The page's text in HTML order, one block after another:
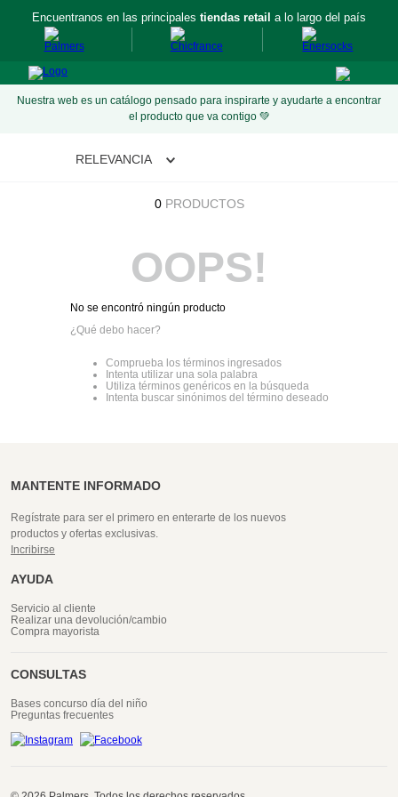
Encuentranos en las principales tiendas retail a lo largo del país
Nuestra web es un catálogo pensado para inspirarte y ayudarte a encontrar
el producto que va contigo 💚
RELEVANCIA
0 PRODUCTOS
OOPS!
No se encontró ningún producto
¿Qué debo hacer?
Comprueba los términos ingresados
Intenta utilizar una sola palabra
Utiliza términos genéricos en la búsqueda
Intenta buscar sinónimos del término deseado
MANTENTE INFORMADO
Regístrate para ser el primero en enterarte de los nuevos
productos y ofertas exclusivas.
Incribirse
AYUDA
Servicio al cliente
Realizar una devolución/cambio
Compra mayorista
CONSULTAS
Bases concurso día del niño
Preguntas frecuentes